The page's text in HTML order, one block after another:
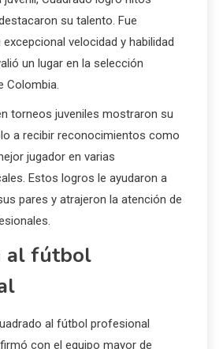
su talento. Fue
velocidad y habilidad
un lugar en la selección
Colombia.
torneos juveniles mostraron su
a recibir reconocimientos como
jugador en varias
Estos logros le ayudaron a
pares y atrajeron la atención de
al fútbol
al fútbol profesional
con el equipo mayor de